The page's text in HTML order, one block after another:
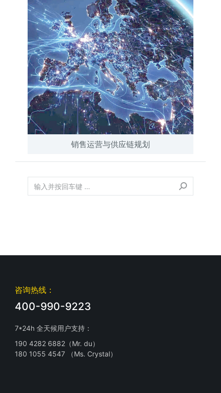
销售运营与供应链规划
咨询热线：
400-990-9223
7*24h 全天候用户支持：
190 4282 6882（Mr. du）
180 1055 4547 （Ms. Crystal）